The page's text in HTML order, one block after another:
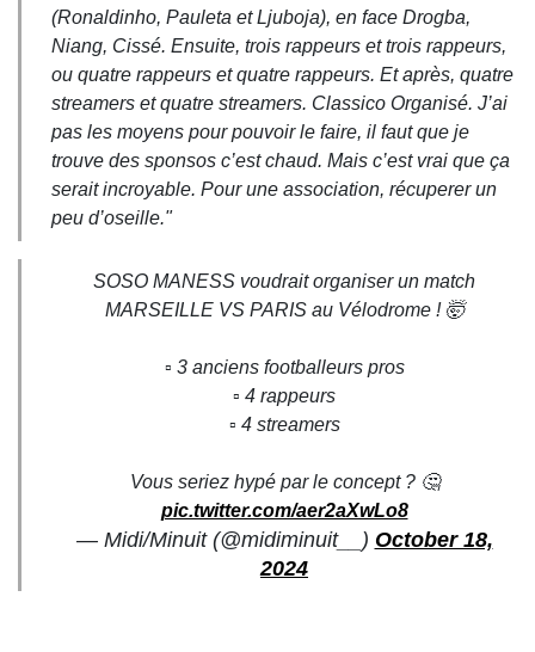
(Ronaldinho, Pauleta et Ljuboja), en face Drogba,
Niang, Cissé. Ensuite, trois rappeurs et trois rappeurs,
ou quatre rappeurs et quatre rappeurs. Et après, quatre
streamers et quatre streamers. Classico Organisé. J’ai
pas les moyens pour pouvoir le faire, il faut que je
trouve des sponsos c’est chaud. Mais c’est vrai que ça
serait incroyable. Pour une association, récuperer un
peu d’oseille."
SOSO MANESS voudrait organiser un match
MARSEILLE VS PARIS au Vélodrome ! 🤯
▫️ 3 anciens footballeurs pros
▫️ 4 rappeurs
▫️ 4 streamers
Vous seriez hypé par le concept ? 🤔
pic.twitter.com/aer2aXwLo8
— Midi/Minuit (@midiminuit__) October 18,
2024